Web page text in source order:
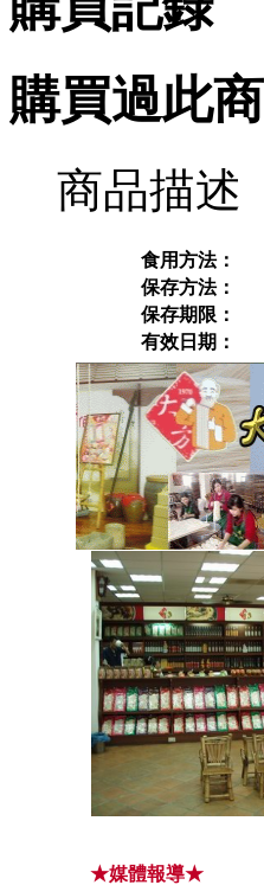
購買過此
商品描述
食用方法：
保存方法：
保存期限：
有效日期：
★媒體報導★